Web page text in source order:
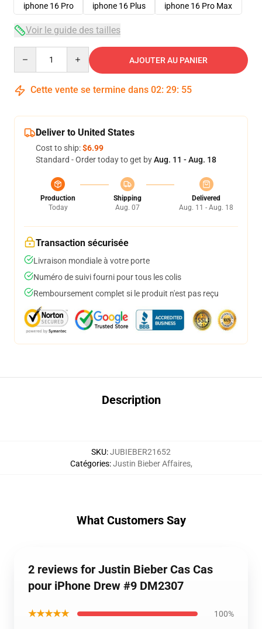
iphone 16 Pro
iphone 16 Plus iphone 16 Pro Max
Voir le guide des tailles
AJOUTER AU PANIER
Cette vente se termine dans 02: 29: 54
Deliver to United States
Cost to ship:$6.99
Standard - Order today to get byAug. 11 - Aug. 18
Production
Today
Shipping
Aug. 07
Delivered
Aug. 11 - Aug. 18
Transaction sécurisée
Livraison mondiale à votre porte
Numéro de suivi fourni pour tous les colis
Remboursement complet si le produit n'est pas reçu
Description
SKU:JUBIEBER21652
Catégories:Justin Bieber Affaires,
What Customers Say
2 reviews for Justin Bieber Cas Cas
pour iPhone Drew #9 DM2307
★★★★★ 100%